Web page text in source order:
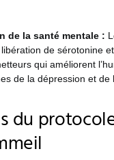
de la santé mentale :
de sérotonine
qui améliorent
de la dépression et de
du